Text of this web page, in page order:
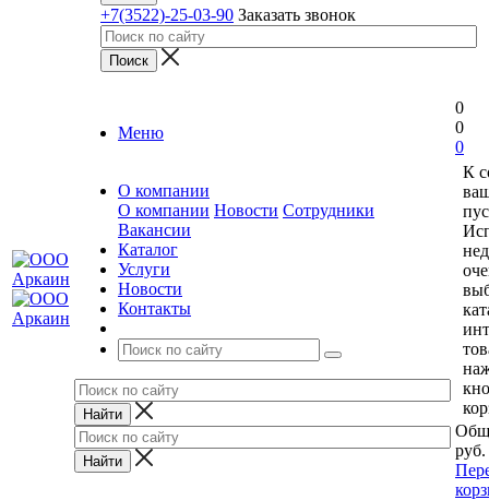
+7(3522)-25-03-90 Заказать звонок
Меню
О компании
О компании Новости Сотрудники
Вакансии
Каталог
Услуги
Новости
Контакты
0
0
0
К
руб.